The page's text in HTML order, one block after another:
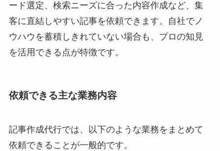
ード選定、検索ニーズに合った内容作成など、集
客に直結しやすい記事を依頼できます。自社でノ
ウハウを蓄積しきれていない場合も、プロの知見
を活用できる点が特徴です。
依頼できる主な業務内容
記事作成代行では、以下のような業務をまとめて
依頼できることが一般的です。